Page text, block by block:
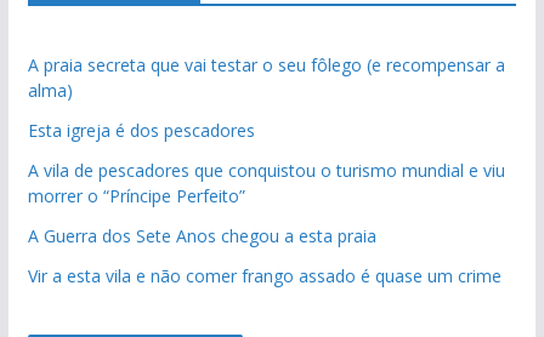
A praia secreta que vai testar o seu fôlego (e recompensar a
alma)
Esta igreja é dos pescadores
A vila de pescadores que conquistou o turismo mundial e viu
morrer o “Príncipe Perfeito”
A Guerra dos Sete Anos chegou a esta praia
Vir a esta vila e não comer frango assado é quase um crime